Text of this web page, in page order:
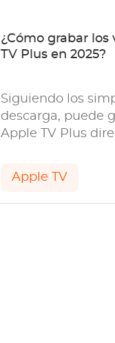
¿Cómo grabar los
TV Plus en 2025?
Siguiendo los
descarga, puede
Apple TV Plus
Apple TV